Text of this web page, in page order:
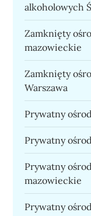
alkoholowych
Zamknięty
mazowieckie
Zamknięty
Warszawa
Prywatny
Prywatny
Prywatny
mazowieckie
Prywatny